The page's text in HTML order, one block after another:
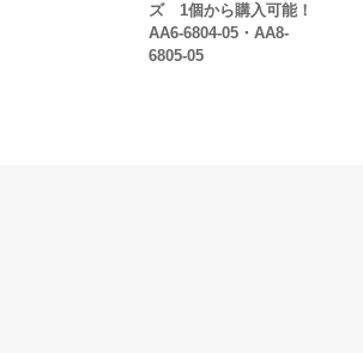
ズ 1個から購入可能！
AA6-6804-05・AA8-
6805-05